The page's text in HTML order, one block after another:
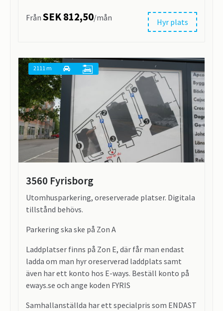
Hyr plats
Från SEK 812,50/mån
2111 m
3560 Fyrisborg
Utomhusparkering, oreserverade platser. Digitala
tillstånd behövs.
Parkering ska ske på Zon A
Laddplatser finns på Zon E, där får man endast
ladda om man hyr oreserverad laddplats samt
även har ett konto hos E-ways. Beställ konto på
eways.se och ange koden FYRIS
Samhallanställda har ett specialpris som ENDAST